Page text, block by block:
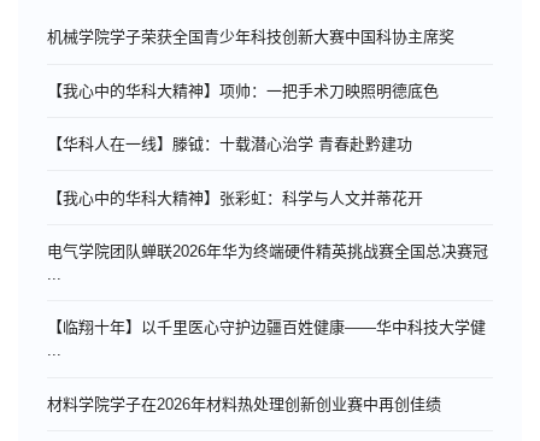
机械学院学子荣获全国青少年科技创新大赛中国科协主席奖
【我心中的华科大精神】项帅：一把手术刀映照明德底色
【华科人在一线】滕钺：十载潜心治学 青春赴黔建功
【我心中的华科大精神】张彩虹：科学与人文并蒂花开
电气学院团队蝉联2026年华为终端硬件精英挑战赛全国总决赛冠
【临翔十年】以千里医心守护边疆百姓健康——华中科技大学健
...
材料学院学子在2026年材料热处理创新创业赛中再创佳绩